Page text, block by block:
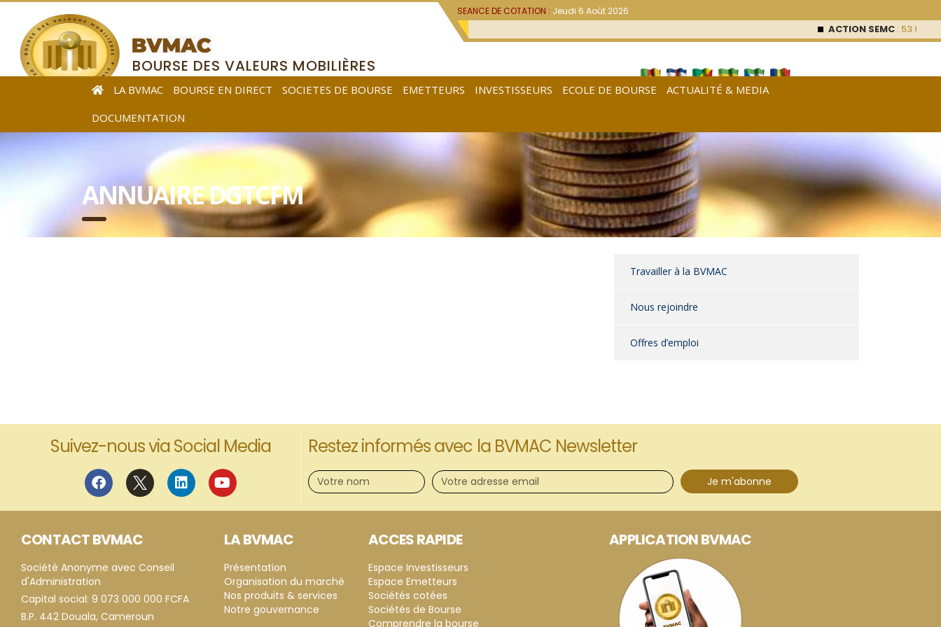
SEANCE DE COTATION : Jeudi 6 Août 2026
ACTION SEMC: 53 000
BOURSE DES VALEURS MOBILIÈRES
DE L’AFRIQUE CENTRALE
LA BVMAC BOURSE EN DIRECT SOCIETES DE BOURSE EMETTEURS INVESTISSEURS ECOLE DE BOURSE
ACTUALITÉ & MEDIA
DOCUMENTATION
ANNUAIRE DGTCFM
Travailler à la BVMAC
Nous rejoindre
Offres d’emploi
Suivez-nous via Social Media Restez informés avec la BVMAC Newsletter
Je m'abonne
CONTACT BVMAC
Société Anonyme avec Conseil
d'Administration
Capital social: 9 073 000 000 FCFA
B.P. 442 Douala, Cameroun
LA BVMAC
Présentation
Organisation du marché
Nos produits & services
Notre gouvernance
ACCES RAPIDE
Espace Investisseurs
Espace Emetteurs
Sociétés cotées
Sociétés de Bourse
Comprendre la bourse
APPLICATION BVMAC